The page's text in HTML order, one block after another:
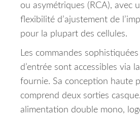
ou asymétriques (RCA), avec
flexibilité d’ajustement de
pour la plupart des cellules.
Les commandes
d’entrée sont accessibles via
fournie. Sa conception haute
comprend deux sorties
alimentation double mono,